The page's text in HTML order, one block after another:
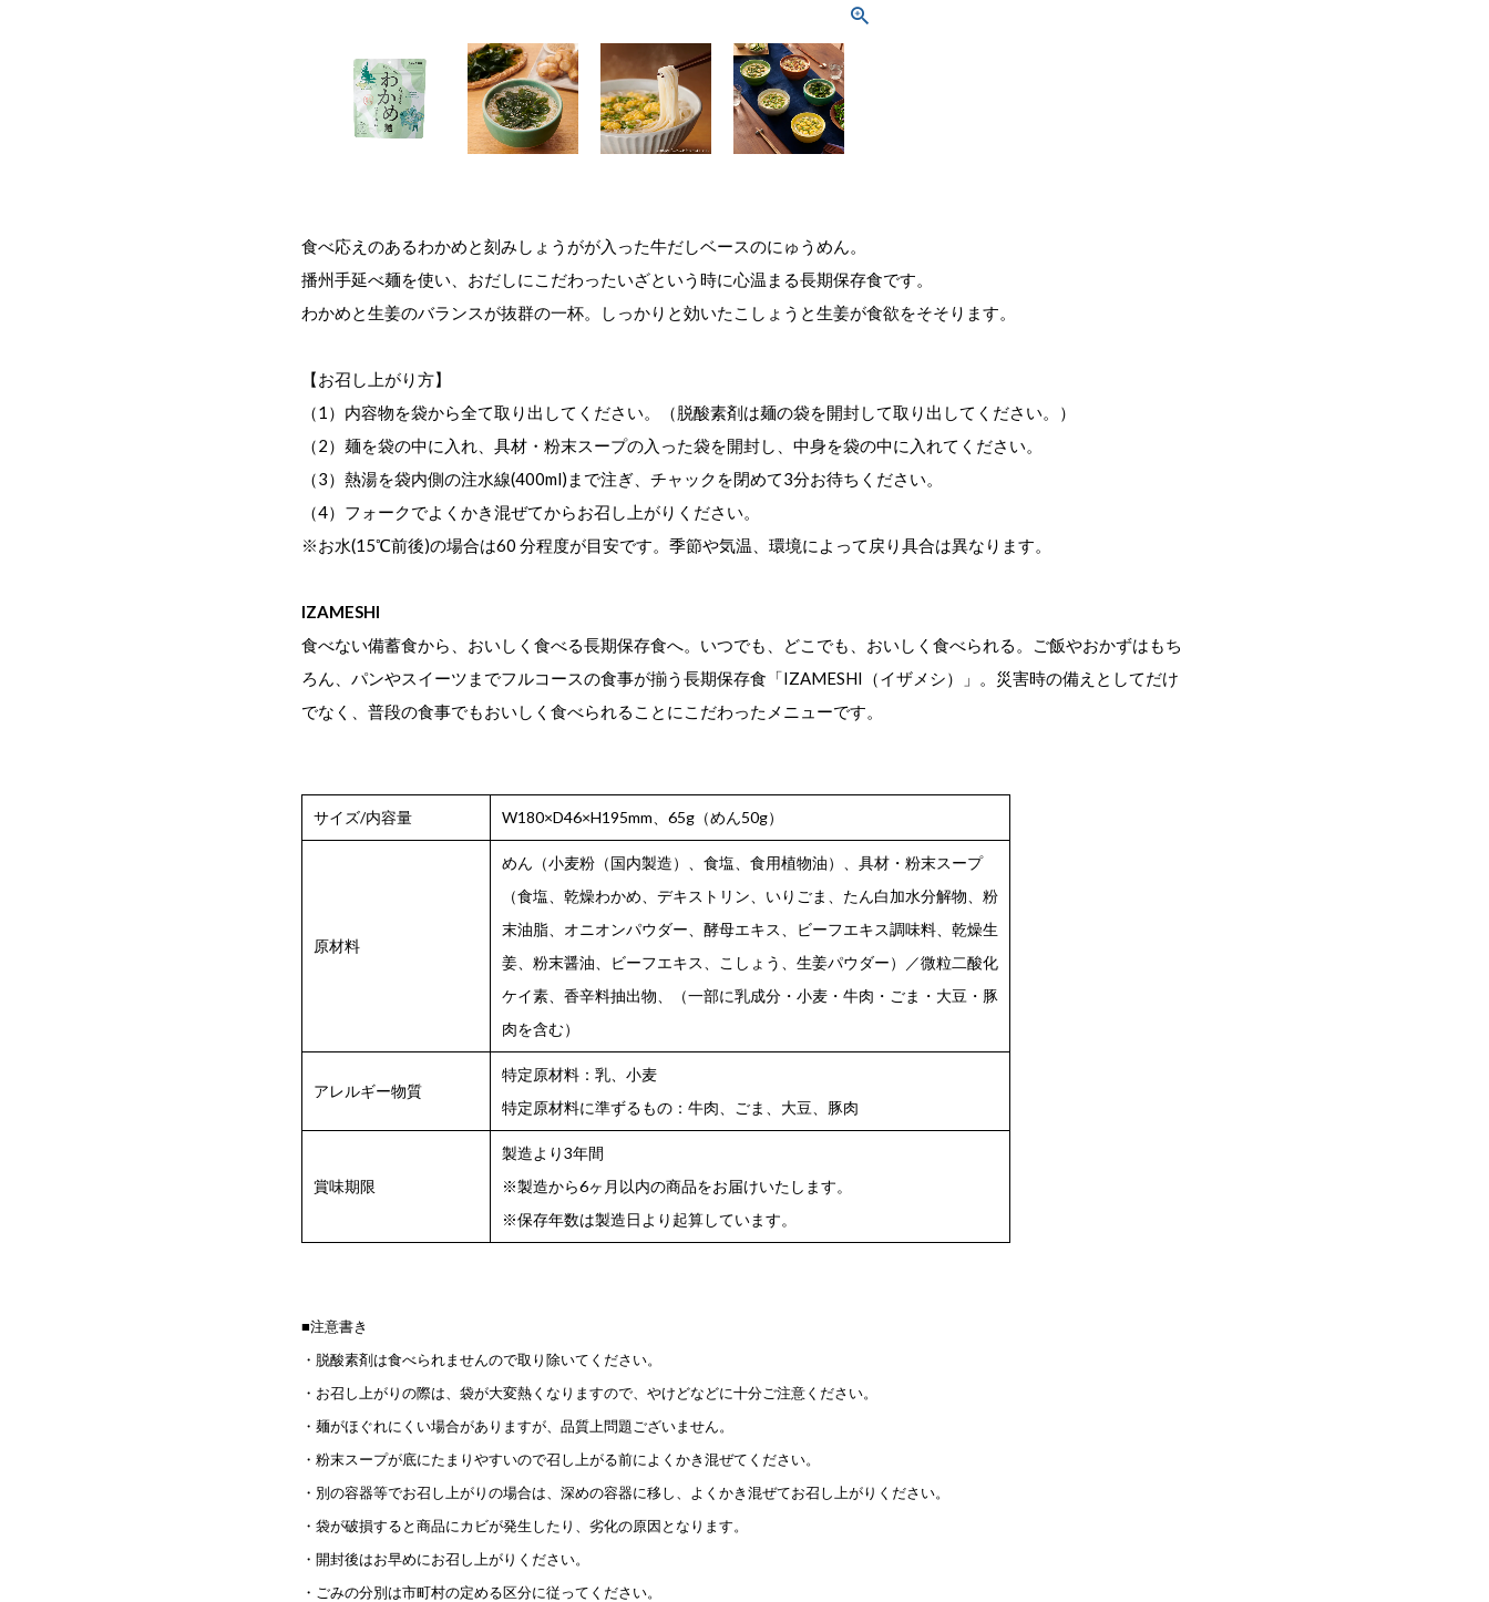
食べ応えのあるわかめと刻みしょうがが入った牛だしベースのにゅうめん。
播州手延べ麺を使い、おだしにこだわったいざという時に心温まる長期保存食です。
わかめと生姜のバランスが抜群の一杯。しっかりと効いたこしょうと生姜が食欲をそそります。
【お召し上がり方】
（1）内容物を袋から全て取り出してください。（脱酸素剤は麺の袋を開封して取り出してください。）
（2）麺を袋の中に入れ、具材・粉末スープの入った袋を開封し、中身を袋の中に入れてください。
（3）熱湯を袋内側の注水線(400ml)まで注ぎ、チャックを閉めて3分お待ちください。
（4）フォークでよくかき混ぜてからお召し上がりください。
※お水(15℃前後)の場合は60 分程度が目安です。季節や気温、環境によって戻り具合は異なります。
IZAMESHI
食べない備蓄食から、おいしく食べる長期保存食へ。いつでも、どこでも、おいしく食べられる。ご飯やおかずはもち
ろん、パンやスイーツまでフルコースの食事が揃う長期保存食「IZAMESHI（イザメシ）」。災害時の備えとしてだけ
でなく、普段の食事でもおいしく食べられることにこだわったメニューです。
サイズ/内容量 W180×D46×H195mm、65g（めん50g）
原材料
めん（小麦粉（国内製造）、食塩、食用植物油）、具材・粉末スープ
（食塩、乾燥わかめ、デキストリン、いりごま、たん白加水分解物、粉
末油脂、オニオンパウダー、酵母エキス、ビーフエキス調味料、乾燥生
姜、粉末醤油、ビーフエキス、こしょう、生姜パウダー）／微粒二酸化
ケイ素、香辛料抽出物、（一部に乳成分・小麦・牛肉・ごま・大豆・豚
肉を含む）
アレルギー物質
特定原材料：乳、小麦
特定原材料に準ずるもの：牛肉、ごま、大豆、豚肉
賞味期限
製造より3年間
※製造から6ヶ月以内の商品をお届けいたします。
※保存年数は製造日より起算しています。
■注意書き
・脱酸素剤は食べられませんので取り除いてください。
・お召し上がりの際は、袋が大変熱くなりますので、やけどなどに十分ご注意ください。
・麺がほぐれにくい場合がありますが、品質上問題ございません。
・粉末スープが底にたまりやすいので召し上がる前によくかき混ぜてください。
・別の容器等でお召し上がりの場合は、深めの容器に移し、よくかき混ぜてお召し上がりください。
・袋が破損すると商品にカビが発生したり、劣化の原因となります。
・開封後はお早めにお召し上がりください。
・ごみの分別は市町村の定める区分に従ってください。